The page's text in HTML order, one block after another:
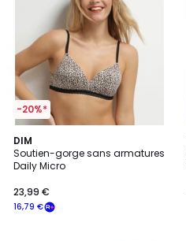
-20%*
DIM
Soutien-gorge sans armatures
Daily Micro
16,79 €
23,99 €
5
/
5
5
Couleurs